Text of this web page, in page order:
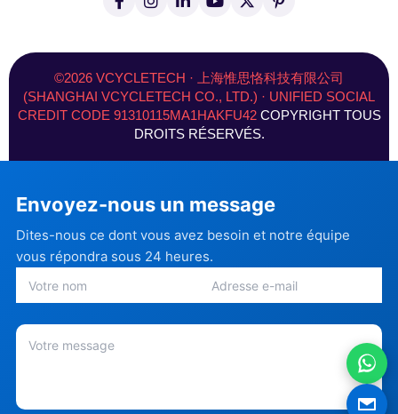
a
b
o
o
k
-
n
a
g
r
a
m
i
e
d
I
n
-
i
o
u
b
e
(
i
t
t
e
r
)
i
e
r
e
s
t
©2026 VCYCLETECH · 上海惟思恪科技有限公司
(SHANGHAI VCYCLETECH CO., LTD.) · UNIFIED SOCIAL
CREDIT CODE 91310115MA1HAKFU42 COPYRIGHT TOUS
DROITS RÉSERVÉS.
Envoyez-nous un message
Dites-nous ce dont vous avez besoin et notre équipe
vous répondra sous 24 heures.